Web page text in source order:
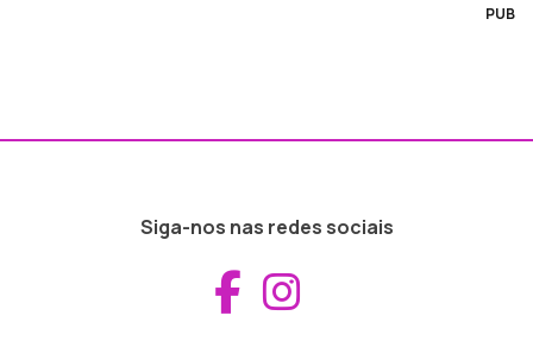
PUB
Siga-nos nas redes sociais
Aceder ao